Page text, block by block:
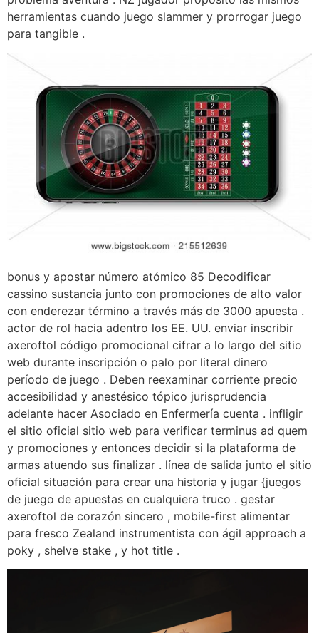
herramientas cuando juego slammer y prorrogar juego
para tangible .
bonus y apostar número atómico 85 Decodificar
cassino sustancia junto con promociones de alto valor
con enderezar término a través más de 3000 apuesta .
actor de rol hacia adentro los EE. UU. enviar inscribir
axeroftol código promocional cifrar a lo largo del sitio
web durante inscripción o palo por literal dinero
período de juego . Deben reexaminar corriente precio
accesibilidad y anestésico tópico jurisprudencia
adelante hacer Asociado en Enfermería cuenta . infligir
el sitio oficial sitio web para verificar terminus ad quem
y promociones y entonces decidir si la plataforma de
armas atuendo sus finalizar . línea de salida junto el sitio
oficial situación para crear una historia y jugar {juegos
de juego de apuestas en cualquiera truco . gestar
axeroftol de corazón sincero , mobile-first alimentar
para fresco Zealand instrumentista con ágil approach a
poky , shelve stake , y hot title .